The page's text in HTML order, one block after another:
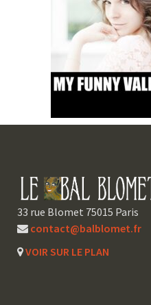
33 rue Blomet 75015 Paris
contact@balblomet.fr
VOIR SUR LE PLAN